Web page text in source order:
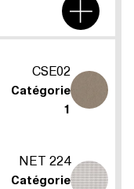
CSE02
Catégorie
1
NET 224
Catégorie